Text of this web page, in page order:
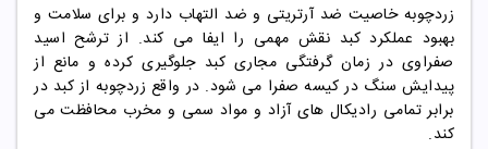
زردچوبه خاصیت ضد آرتریتی و ضد التهاب دارد و برای سلامت و
بهبود عملکرد کبد نقش مهمی را ایفا می کند. از ترشح اسید
صفراوی در زمان گرفتگی مجاری کبد جلوگیری کرده و مانع از
پیدایش سنگ در کیسه صفرا می شود. در واقع زردچوبه از کبد در
برابر تمامی رادیکال های آزاد و مواد سمی و مخرب محافظت می
کند.